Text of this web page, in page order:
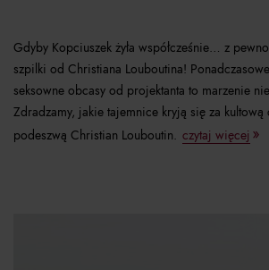
Gdyby Kopciuszek żyła współcześnie… z
szpilki od Christiana Louboutina!
seksowne obcasy od projektanta to marzenie
Zdradzamy, jakie tajemnice kryją się za kultową
podeszwą Christian Louboutin. czytaj więcej